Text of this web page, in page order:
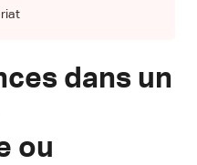
dans un
ou